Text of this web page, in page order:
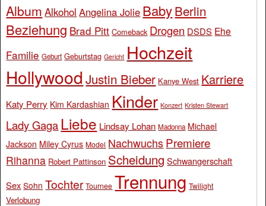
Album Alkohol Angelina Jolie BabyBerlin
Beziehung Brad Pitt Comeback Drogen DSDS Ehe
Familie Geburt Geburtstag Gericht Hochzeit
Hollywood Justin Bieber Kanye West Karriere
Katy Perry Kim Kardashian Kinder Konzert Kristen Stewart
Lady Gaga Liebe Lindsay Lohan Madonna Michael
Jackson Miley Cyrus Model Nachwuchs Premiere
Rihanna Robert Pattinson Scheidung Schwangerschaft
Sex Sohn Tochter Tournee Trennung Twilight
Verlobung